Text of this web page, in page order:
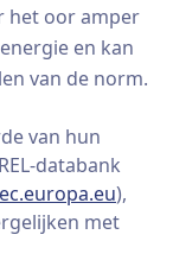
het oor amper
en kan
van de norm.
van hun
databank
),
met